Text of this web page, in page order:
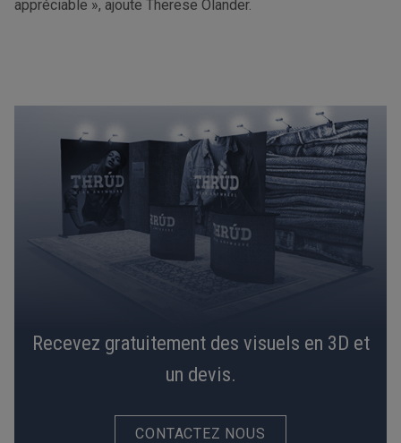
appréciable », ajoute Therese Olander.
Recevez gratuitement des visuels en 3D et
un devis.
CONTACTEZ NOUS